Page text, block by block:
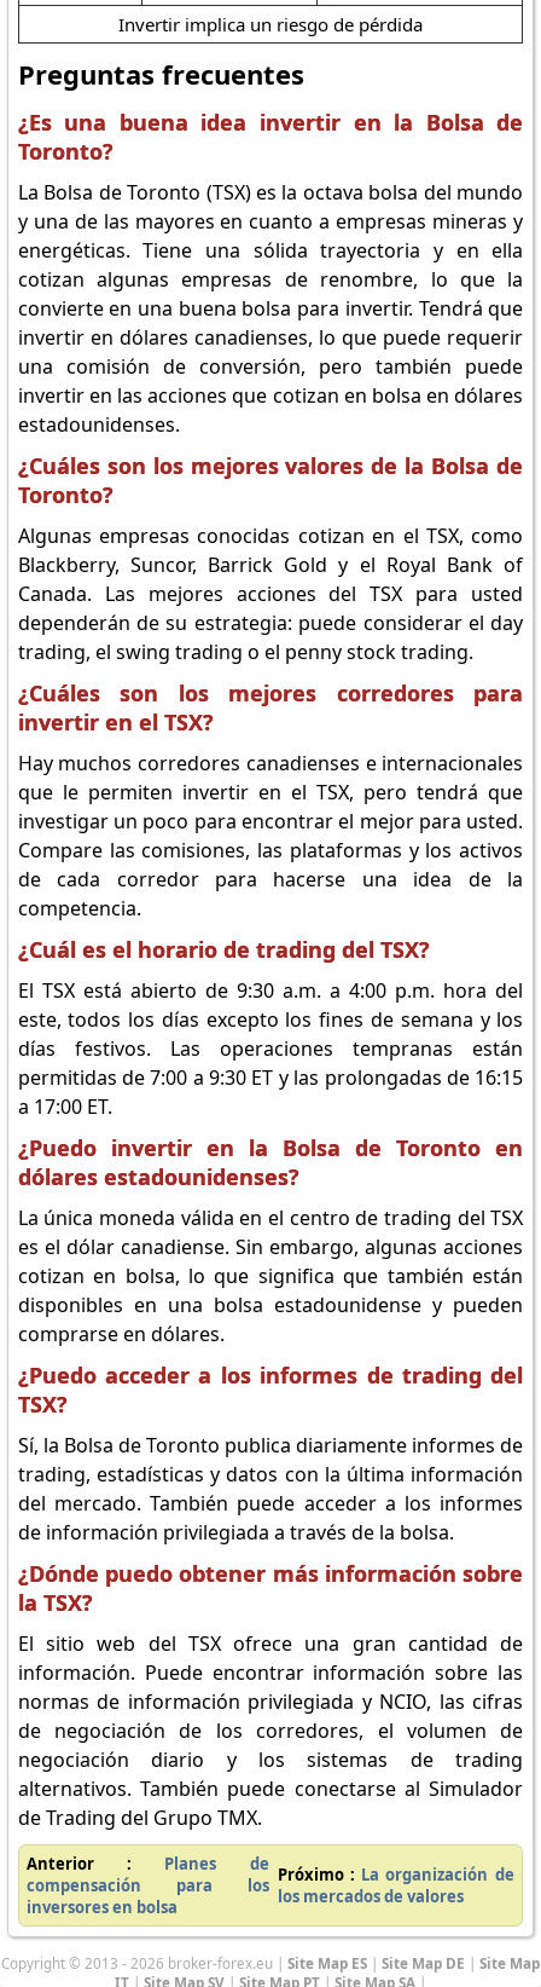
Invertir implica un riesgo de pérdida
Preguntas frecuentes
¿Es una buena idea invertir en la Bolsa de
Toronto?
La Bolsa de Toronto (TSX) es la octava bolsa del mundo
y una de las mayores en cuanto a empresas mineras y
energéticas. Tiene una sólida trayectoria y en ella
cotizan algunas empresas de renombre, lo que la
convierte en una buena bolsa para invertir. Tendrá que
invertir en dólares canadienses, lo que puede requerir
una comisión de conversión, pero también puede
invertir en las acciones que cotizan en bolsa en dólares
estadounidenses.
¿Cuáles son los mejores valores de la Bolsa de
Toronto?
Algunas empresas conocidas cotizan en el TSX, como
Blackberry, Suncor, Barrick Gold y el Royal Bank of
Canada. Las mejores acciones del TSX para usted
dependerán de su estrategia: puede considerar el day
trading, el swing trading o el penny stock trading.
¿Cuáles son los mejores corredores para
invertir en el TSX?
Hay muchos corredores canadienses e internacionales
que le permiten invertir en el TSX, pero tendrá que
investigar un poco para encontrar el mejor para usted.
Compare las comisiones, las plataformas y los activos
de cada corredor para hacerse una idea de la
competencia.
¿Cuál es el horario de trading del TSX?
El TSX está abierto de 9:30 a.m. a 4:00 p.m. hora del
este, todos los días excepto los fines de semana y los
días festivos. Las operaciones tempranas están
permitidas de 7:00 a 9:30 ET y las prolongadas de 16:15
a 17:00 ET.
¿Puedo invertir en la Bolsa de Toronto en
dólares estadounidenses?
La única moneda válida en el centro de trading del TSX
es el dólar canadiense. Sin embargo, algunas acciones
cotizan en bolsa, lo que significa que también están
disponibles en una bolsa estadounidense y pueden
comprarse en dólares.
¿Puedo acceder a los informes de trading del
TSX?
Sí, la Bolsa de Toronto publica diariamente informes de
trading, estadísticas y datos con la última información
del mercado. También puede acceder a los informes
de información privilegiada a través de la bolsa.
¿Dónde puedo obtener más información sobre
la TSX?
El sitio web del TSX ofrece una gran cantidad de
información. Puede encontrar información sobre las
normas de información privilegiada y NCIO, las cifras
de negociación de los corredores, el volumen de
negociación diario y los sistemas de trading
alternativos. También puede conectarse al Simulador
de Trading del Grupo TMX.
Anterior :
Planes de
compensación para los
inversores en bolsa
Próximo : La organización de
los mercados de valores
Copyright © 2013 - 2026 broker-forex.eu | Site Map ES | Site Map DE | Site Map
IT | Site Map SV | Site Map PT | Site Map SA |